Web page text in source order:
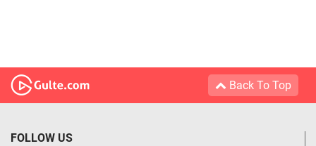
Back To Top
FOLLOW US